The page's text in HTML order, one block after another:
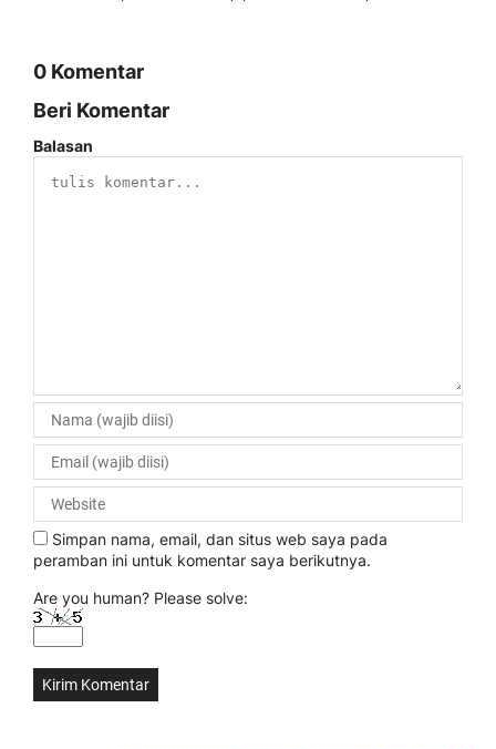
0 Komentar
Beri Komentar
Balasan
Simpan nama, email, dan situs web saya pada
peramban ini untuk komentar saya berikutnya.
Are you human? Please solve: